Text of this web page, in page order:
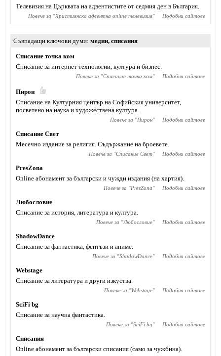
Телевизия на Църквата на адвентистите от седмия ден в България.
Повече за "Християнска адвентна online телевизия" Подобни сайтове
Съвпадащи ключови думи медии, списания
Списание точка ком
Списание за интернет технологии, култура и бизнес.
Повече за "Списание точка ком" Подобни сайтове
Пирон
Списание на Културния център на Софийския университет,
посветено на наука и художествена култура.
Повече за "Пирон" Подобни сайтове
Списание Свет
Месечно издание за религия. Съдържание на броевете.
Повече за "Списание Свет" Подобни сайтове
PresZona
Online абонамент за български и чужди издания (на хартия).
Повече за "PresZona" Подобни сайтове
Любословие
Списание за история, литература и култура.
Повече за "Любословие" Подобни сайтове
ShadowDance
Списание за фантастика, фентъзи и аниме.
Повече за "ShadowDance" Подобни сайтове
Webstage
Списание за литература и други изкуства.
Повече за "Webstage" Подобни сайтове
SciFi bg
Списание за научна фантастика.
Повече за "SciFi bg" Подобни сайтове
Списания
Online абонамент за български списания (само за чужбина).